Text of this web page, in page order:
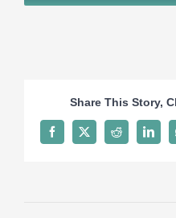
Share This Story,
Facebook
X Reddit